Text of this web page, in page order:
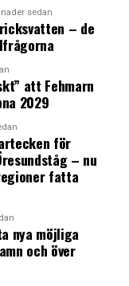
sedan
– de
att Fehmarn
2029
för
– nu
fatta
nya möjliga
och över